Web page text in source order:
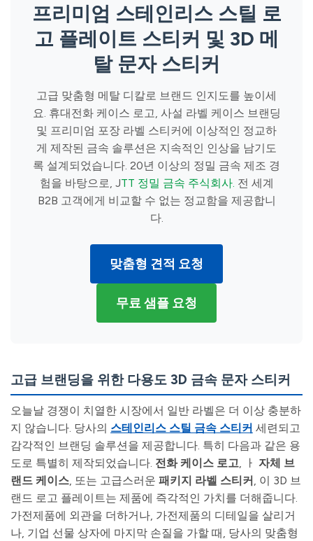
프리미엄 스테인리스 스틸 로
고 플레이트 스티커 및 3D 메
탈 문자 스티커
고급 맞춤형 메탈 디칼로 브랜드 인지도를 높이세
요. 휴대전화 케이스 로고, 사설 라벨 케이스 브랜딩
및 프리미엄 포장 라벨 스티커에 이상적인 정교하
게 제작된 금속 솔루션은 지속적인 인상을 남기도
록 설계되었습니다. 20년 이상의 정밀 금속 제조 경
험을 바탕으로, JTT 정밀 금속 주식회사. 전 세계
B2B 고객에게 비교할 수 없는 정교함을 제공합니
다.
맞춤형 견적 요청
무료 샘플 요청
고급 브랜딩을 위한 다용도 3D 금속 문자 스티커
오늘날 경쟁이 치열한 시장에서 일반 라벨은 더 이상 충분하
지 않습니다. 당사의 스테인리스 스틸 금속 스티커 세련되고
감각적인 브랜딩 솔루션을 제공합니다. 특히 다음과 같은 용
도로 특별히 제작되었습니다. 전화 케이스 로고, ㅏ 자체 브
랜드 케이스, 또는 고급스러운 패키지 라벨 스티커 , 이 3D 브
랜드 로고 플레이트는 제품에 즉각적인 가치를 더해줍니다.
가전제품에 외관을 더하거나, 가전제품의 디테일을 살리거
나, 기업 선물 상자에 마지막 손질을 가할 때, 당사의 맞춤형